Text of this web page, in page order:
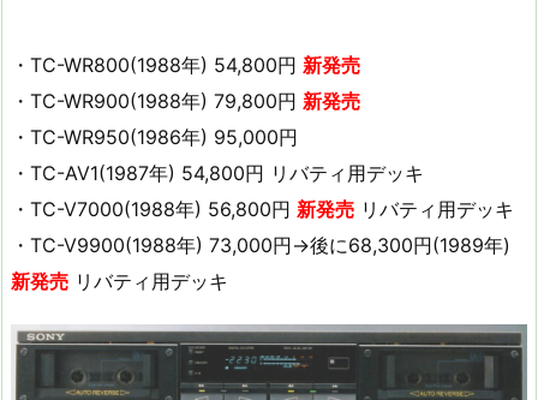
・TC-WR800(1988年) 54,800円 新発売
・TC-WR900(1988年) 79,800円 新発売
・TC-WR950(1986年) 95,000円
・TC-AV1(1987年) 54,800円 リバティ用デッキ
・TC-V7000(1988年) 56,800円 新発売 リバティ用デッキ
・TC-V9900(1988年) 73,000円→後に68,300円(1989年)
新発売 リバティ用デッキ